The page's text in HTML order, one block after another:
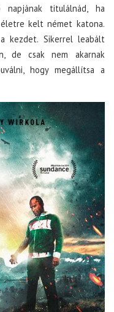
napjának titulálnád, ha
kelt német katona.
kezdet. Sikerrel leabált
de csak nem akarnak
hogy megállítsa a